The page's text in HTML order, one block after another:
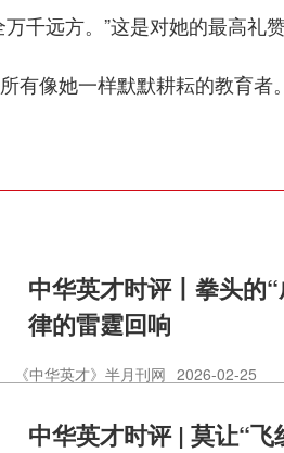
千远方。”这是对她的最高礼赞
有像她一样默默耕耘的教育者
中华英才时评丨拳头的
律的雷霆回响
《中华英才》半月刊网 2026-02-25
中华英才时评 | 莫让“